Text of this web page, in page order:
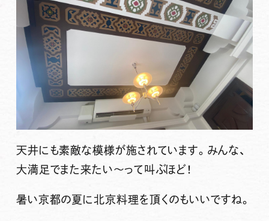
天井にも素敵な模様が施されています。みんな、
大満足でまた来たい〜って叫ぶほど！
暑い京都の夏に北京料理を頂くのもいいですね。